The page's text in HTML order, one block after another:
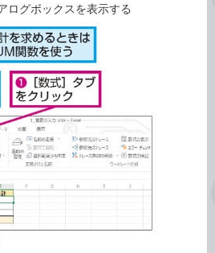
ログボックスを表示する